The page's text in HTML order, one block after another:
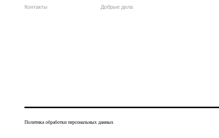
Контакты
Добрые дела
Политика обработки персональных данных